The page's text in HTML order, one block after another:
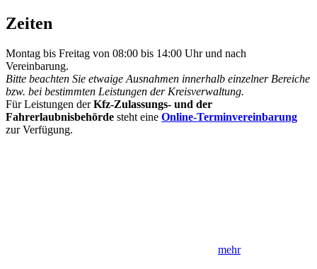
Zeiten
Montag bis Freitag von 08:00 bis 14:00 Uhr und nach
Vereinbarung.
Bitte beachten Sie etwaige Ausnahmen innerhalb einzelner Bereiche
bzw. bei bestimmten Leistungen der Kreisverwaltung.
Für Leistungen derKfz-Zulassungs- und der
Fahrerlaubnisbehörde steht eine Online-Terminvereinbarung
zur Verfügung.
mehr